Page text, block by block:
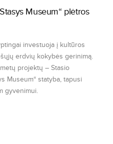
Museum“ plėtros
investuoja į kultūros
erdvių kokybės gerinimą.
projektų – Stasio
Museum“ statyba, tapusi
gyvenimui.